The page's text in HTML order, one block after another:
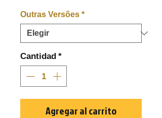
Outras Versões *
Cantidad *
Agregar al carrito